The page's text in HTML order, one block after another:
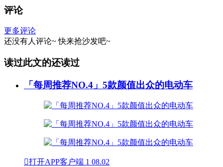
评论
更多评论
还没有人评论~ 快来抢沙发吧~
读过此文的还读过
「每周推荐NO.4」5款颜值出众的电动车
打开APP客户端 1 08.02